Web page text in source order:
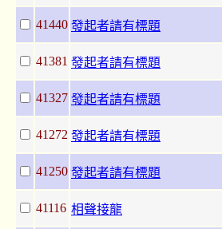
41440 發起者請有標題
41381 發起者請有標題
41327 發起者請有標題
41272 發起者請有標題
41250 發起者請有標題
41116 相聲接龍